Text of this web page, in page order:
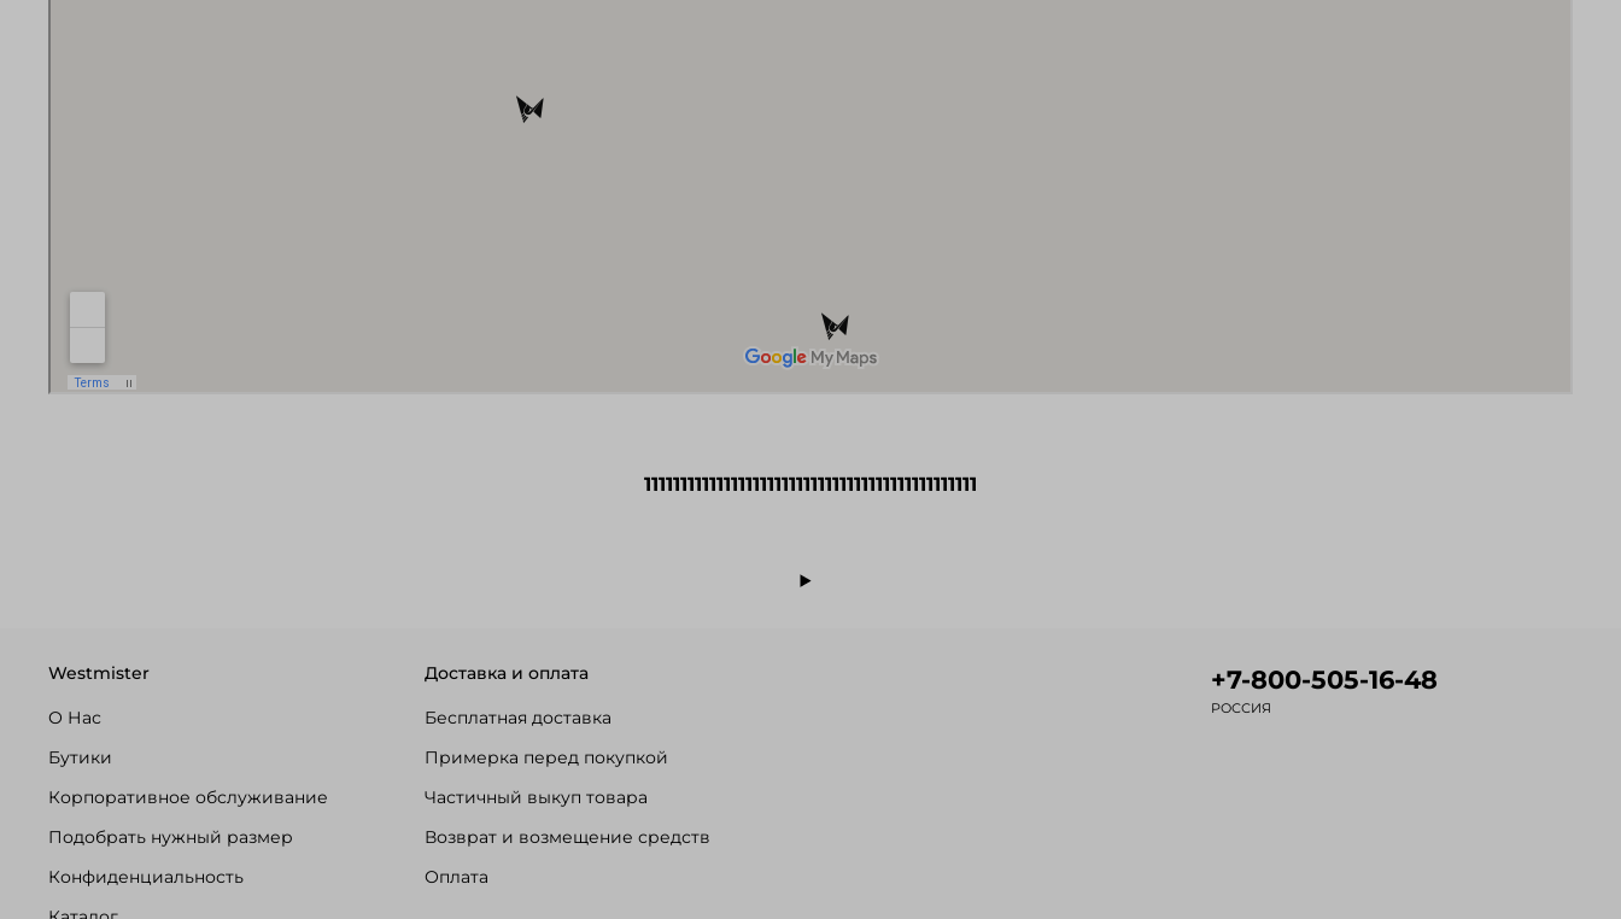
1111111111111111111111111111111111111111111111
Westmister
О Нас
Бутики
Корпоративное обслуживание
Подобрать нужный размер
Конфиденциальность
Доставка и оплата
Бесплатная доставка
Примерка перед покупкой
Частичный выкуп товара
Возврат и возмещение средств
Оплата
+7-800-505-16-48
РОССИЯ